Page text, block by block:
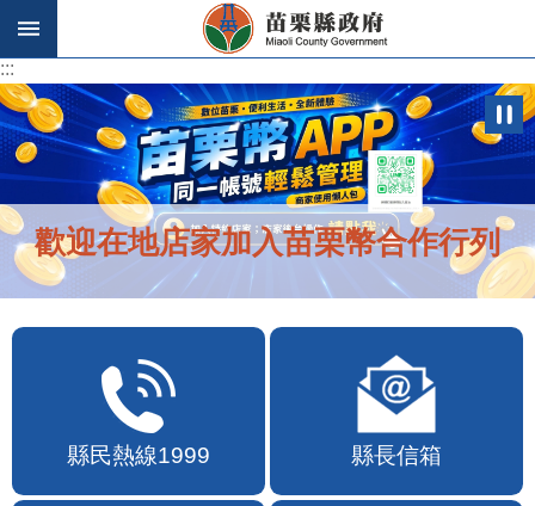
跳到主要內容區塊
:::
:::
歡迎在地店家加入苗栗幣合作行列
縣民熱線1999 縣長信箱